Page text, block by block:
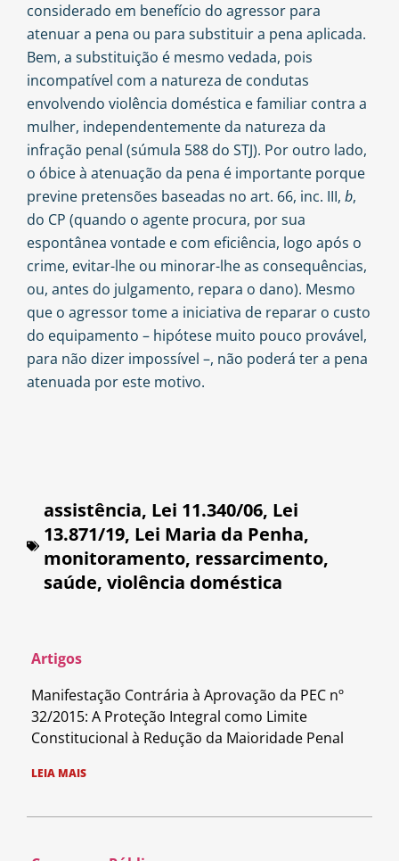
considerado em benefício do agressor para
atenuar a pena ou para substituir a pena aplicada.
Bem, a substituição é mesmo vedada, pois
incompatível com a natureza de condutas
envolvendo violência doméstica e familiar contra a
mulher, independentemente da natureza da
infração penal (súmula 588 do STJ). Por outro lado,
o óbice à atenuação da pena é importante porque
previne pretensões baseadas no art. 66, inc. III, b,
do CP (quando o agente procura, por sua
espontânea vontade e com eficiência, logo após o
crime, evitar-lhe ou minorar-lhe as consequências,
ou, antes do julgamento, repara o dano). Mesmo
que o agressor tome a iniciativa de reparar o custo
do equipamento – hipótese muito pouco provável,
para não dizer impossível –, não poderá ter a pena
atenuada por este motivo.
assistência, Lei 11.340/06, Lei
13.871/19, Lei Maria da Penha,
monitoramento, ressarcimento,
saúde, violência doméstica
Artigos
Manifestação Contrária à Aprovação da PEC nº
32/2015: A Proteção Integral como Limite
Constitucional à Redução da Maioridade Penal
LEIA MAIS